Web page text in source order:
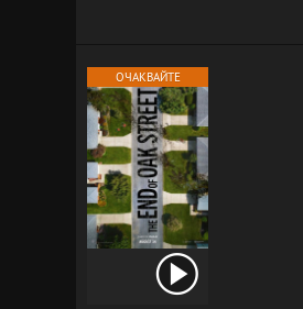
ОЧАКВАЙТЕ